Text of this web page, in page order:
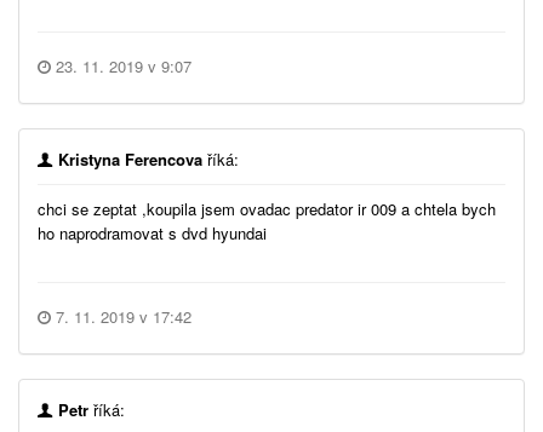
23. 11. 2019 v 9:07
Kristyna Ferencova říká:
chci se zeptat ,koupila jsem ovadac predator ir 009 a chtela bych
ho naprodramovat s dvd hyundai
7. 11. 2019 v 17:42
Petr říká: